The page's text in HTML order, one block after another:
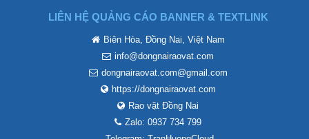
LIÊN HỆ QUẢNG CÁO BANNER & TEXTLINK
Biên Hòa, Đồng Nai, Việt Nam
info@dongnairaovat.com
dongnairaovat.com@gmail.com
https://dongnairaovat.com
Rao vặt Đồng Nai
Zalo: 0937 734 799